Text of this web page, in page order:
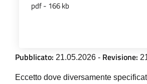
pdf - 166 kb
Pubblicato: 21.05.2026 - Revisione:
Eccetto dove diversamente